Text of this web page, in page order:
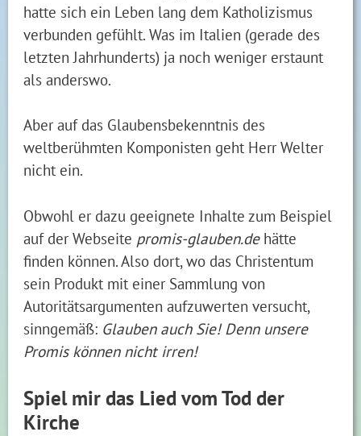
hatte sich ein Leben lang dem Katholizismus
verbunden gefühlt. Was im Italien (gerade des
letzten Jahrhunderts) ja noch weniger erstaunt
als anderswo.
Aber auf das Glaubensbekenntnis des
weltberühmten Komponisten geht Herr Welter
nicht ein.
Obwohl er dazu geeignete Inhalte zum Beispiel
auf der Webseite promis-glauben.dehätte
finden können. Also dort, wo das Christentum
sein Produkt mit einer Sammlung von
Autoritätsargumenten aufzuwerten versucht,
sinngemäß: Glauben auch Sie! Denn unsere
Promis können nicht irren!
Spiel mir das Lied vom Tod der
Kirche